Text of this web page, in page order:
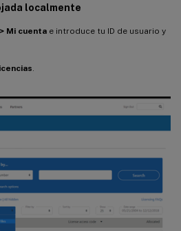
localmente
Mi cuenta e introduce tu ID de usuario y